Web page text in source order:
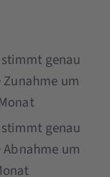
genau
um
genau
um